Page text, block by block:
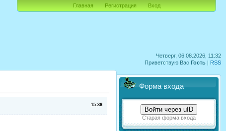
Четверг, 06.08.2026, 11:32
Приветствую Вас Гость | RSS
Главная Регистрация Вход
15:36
Форма входа
Войти через uID
Старая форма входа